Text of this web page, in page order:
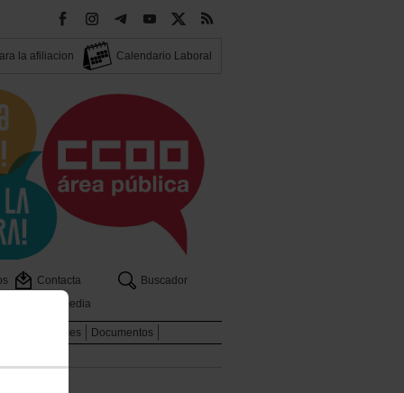
la afiliacion Calendario Laboral
Contacta
Buscador
Multimedia
Enlaces Documentos